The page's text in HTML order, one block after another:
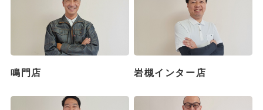
鳴門店 岩槻インター店